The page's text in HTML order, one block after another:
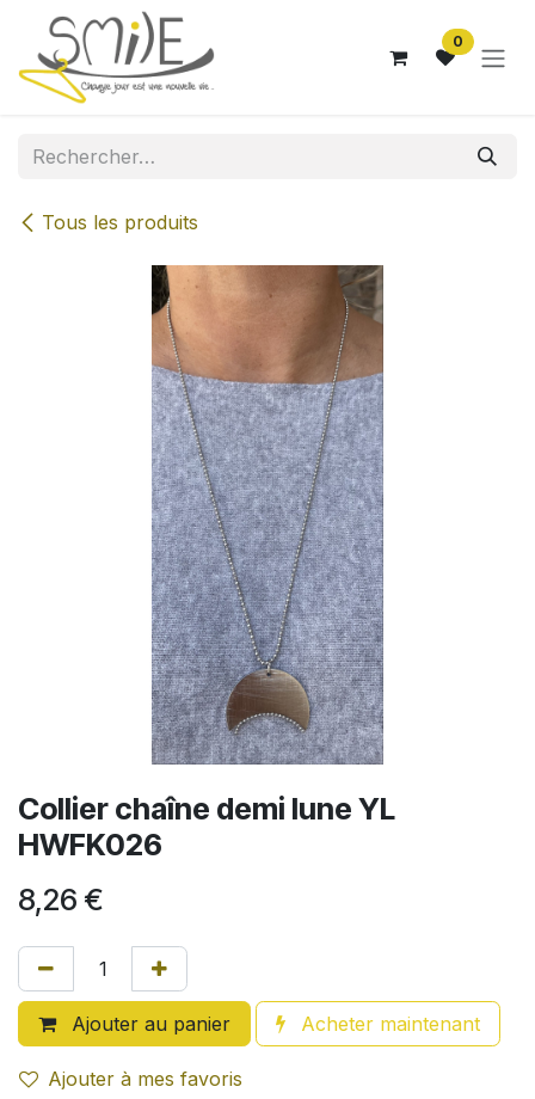
Se rendre au contenu
0
Tous les produits
Collier chaîne demi lune YL
HWFK026
8,26 €
Ajouter au panier Acheter maintenant
Ajouter à mes favoris